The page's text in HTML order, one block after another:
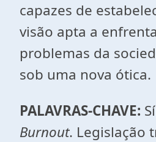
capazes de
visão apta a
problemas da
sob uma nova ótica.
PALAVRAS-CHAVE:
Burnout. Legislação